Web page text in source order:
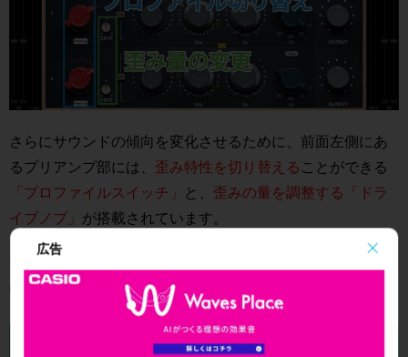
広告
さらにサウンドの傾向を変化させるために、前面左側にあ
るプリアンプ部には、 歪み特性を切り替えることができる
「プロファイルスイッチ」
と、 歪みの量を調整する「ドラ
イブノブ」 が搭載されています。
アナログプリアンプが実際にどのように音に変化を与える
のかを、サウンドで確認してみましょう。
【A : ドライのサウンド】【B ： 歪みを加えたサウン